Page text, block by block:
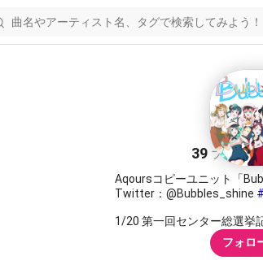
39 フォロワ
Aqoursコピーユニット「
Twitter：@Bubbles_shine
1/20 第一回センター総選挙
フォロ